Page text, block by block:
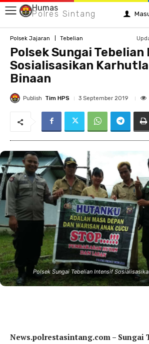
Humas
Polres Sintang
Polsek Jajaran Tebelian
Polsek Sungai
Sosialisasikan Karhutla
Binaan
Publish Tim HPS 3 September 2019
Polsek Sungai Tebelian Intensif
News.polrestasintang.com – Sungai